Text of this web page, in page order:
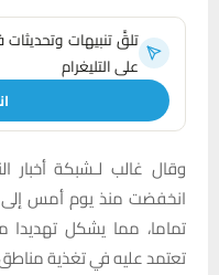
تلقَّ تنبيهات وتحديثات
على التليغرام
وقال غالب لـشبكة أخبار
انخفضت منذ يوم أمس إلى
تماما، مما يشكل تهديدا
تعتمد عليه في تغذية